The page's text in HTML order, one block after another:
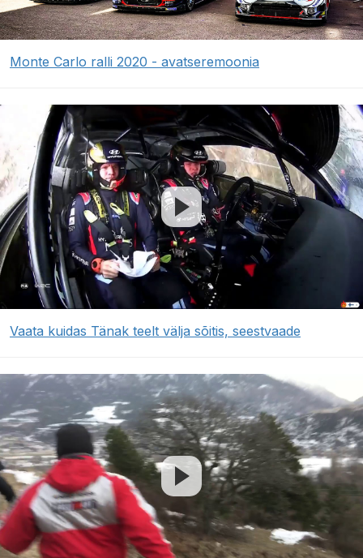
Monte Carlo ralli 2020 - avatseremoonia
Vaata kuidas Tänak teelt välja sõitis, seestvaade